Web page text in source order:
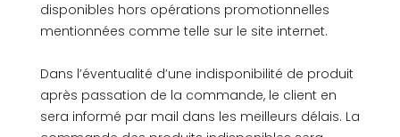
disponibles hors opérations promotionnelles
mentionnées comme telle sur le site internet.
Dans l’éventualité d’une indisponibilité de produit
après passation de la commande, le client en
sera informé par mail dans les meilleurs délais. La